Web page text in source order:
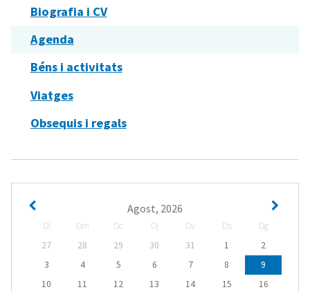
Biografia i CV
Agenda
Béns i activitats
Viatges
Obsequis i regals
Agost, 2026
Dl Dm Dc Dj Dv Ds
Dg
27
28 29 30 31 1
2
3
4 5 6 7 8
9
10
11 12 13 14 15
16